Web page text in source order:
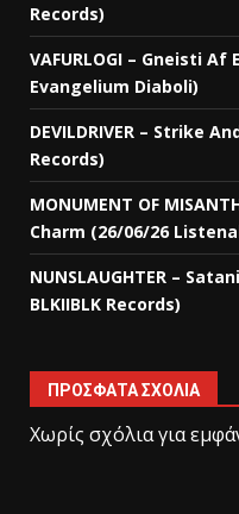
Records)
VAFURLOGI – Gneisti
Evangelium Diaboli)
DEVILDRIVER – Strike
Records)
MONUMENT OF
Charm (26/06/26
NUNSLAUGHTER –
BLKIIBLK Records)
ΠΡΌΣΦΑΤΑ ΣΧΌΛΙΑ
Χωρίς σχόλια για